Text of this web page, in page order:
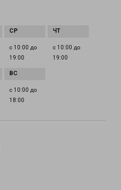
с 10:00 до
19:00
с 10:00 до
19:00
с 10:00 до
18:00